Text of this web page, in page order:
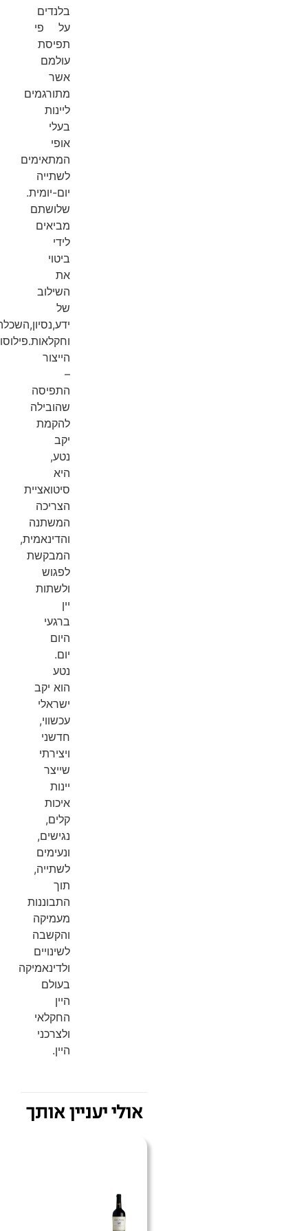
בלנדים
על פי
תפיסת
עולמם
אשר
מתורגמים
ליינות
בעלי
המתאימים
לשתייה
יום-יומית.
שלושתם
מביאים
ביטוי
השילוב
ידע,נסיון,השכלה
וחקלאות.פילוסופיית
הייצור
התפיסה
שהובילה
להקמת
סיטואציית
הצריכה
המשתנה
והדינאמית,
המבקשת
לפגוש
ולשתות
ברגעי
הוא יקב
ישראלי
עכשווי,
חדשני
ויצירתי
שייצר
איכות
קלים,
נגישים,
ונעימים
לשתייה,
התבוננות
מעמיקה
והקשבה
לשינויים
ולדינאמיקה
בעולם
החקלאי
ולצרכני
אולי יעניין אותך